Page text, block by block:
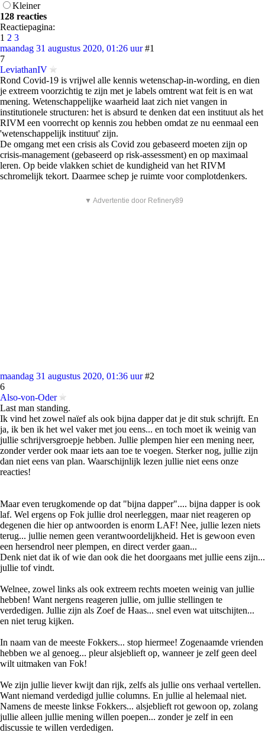
Kleiner
128 reacties
Reactiepagina:
1 2 3
maandag 31 augustus 2020, 01:26 uur #1
7
LeviathanIV
Rond Covid-19 is vrijwel alle kennis wetenschap-in-wording, en dien
je extreem voorzichtig te zijn met je labels omtrent wat feit is en wat
mening. Wetenschappelijke waarheid laat zich niet vangen in
institutionele structuren: het is absurd te denken dat een instituut als het
RIVM een voorrecht op kennis zou hebben omdat ze nu eenmaal een
'wetenschappelijk instituut' zijn.
De omgang met een crisis als Covid zou gebaseerd moeten zijn op
crisis-management (gebaseerd op risk-assessment) en op maximaal
leren. Op beide vlakken schiet de kundigheid van het RIVM
schromelijk tekort. Daarmee schep je ruimte voor complotdenkers.
▼ Advertentie door Refinery89
maandag 31 augustus 2020, 01:36 uur #2
6
Also-von-Oder
Last man standing.
Ik vind het zowel naïef als ook bijna dapper dat je dit stuk schrijft. En
ja, ik ben ik het wel vaker met jou eens... en toch moet ik weinig van
jullie schrijversgroepje hebben. Jullie plempen hier een mening neer,
zonder verder ook maar iets aan toe te voegen. Sterker nog, jullie zijn
dan niet eens van plan. Waarschijnlijk lezen jullie niet eens onze
reacties!
Maar even terugkomende op dat "bijna dapper".... bijna dapper is ook
laf. Wel ergens op Fok jullie drol neerleggen, maar niet reageren op
degenen die hier op antwoorden is enorm LAF! Nee, jullie lezen niets
terug... jullie nemen geen verantwoordelijkheid. Het is gewoon even
een hersendrol neer plempen, en direct verder gaan...
Denk niet dat ik of wie dan ook die het doorgaans met jullie eens zijn...
jullie tof vindt.
Welnee, zowel links als ook extreem rechts moeten weinig van jullie
hebben! Want nergens reageren jullie, om jullie stellingen te
verdedigen. Jullie zijn als Zoef de Haas... snel even wat uitschijten...
en niet terug kijken.
In naam van de meeste Fokkers... stop hiermee! Zogenaamde vrienden
hebben we al genoeg... pleur alsjeblieft op, wanneer je zelf geen deel
wilt uitmaken van Fok!
We zijn jullie liever kwijt dan rijk, zelfs als jullie ons verhaal vertellen.
Want niemand verdedigd jullie columns. En jullie al helemaal niet.
Namens de meeste linkse Fokkers... alsjeblieft rot gewoon op, zolang
jullie alleen jullie mening willen poepen... zonder je zelf in een
discussie te willen verdedigen.